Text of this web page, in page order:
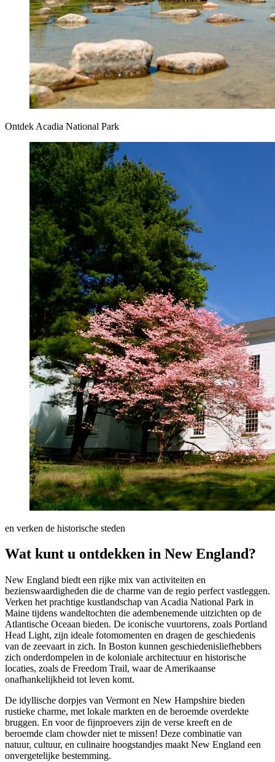
Ontdek Acadia National Park
en verken de historische steden
Wat kunt u ontdekken in New England?
New England biedt een rijke mix van activiteiten en
bezienswaardigheden die de charme van de regio perfect vastleggen.
Verken het prachtige kustlandschap van Acadia National Park in
Maine tijdens wandeltochten die adembenemende uitzichten op de
Atlantische Oceaan bieden. De iconische vuurtorens, zoals Portland
Head Light, zijn ideale fotomomenten en dragen de geschiedenis
van de zeevaart in zich. In Boston kunnen geschiedenisliefhebbers
zich onderdompelen in de koloniale architectuur en historische
locaties, zoals de Freedom Trail, waar de Amerikaanse
onafhankelijkheid tot leven komt.
De idyllische dorpjes van Vermont en New Hampshire bieden
rustieke charme, met lokale markten en de beroemde overdekte
bruggen. En voor de fijnproevers zijn de verse kreeft en de
beroemde clam chowder niet te missen! Deze combinatie van
natuur, cultuur, en culinaire hoogstandjes maakt New England een
onvergetelijke bestemming.